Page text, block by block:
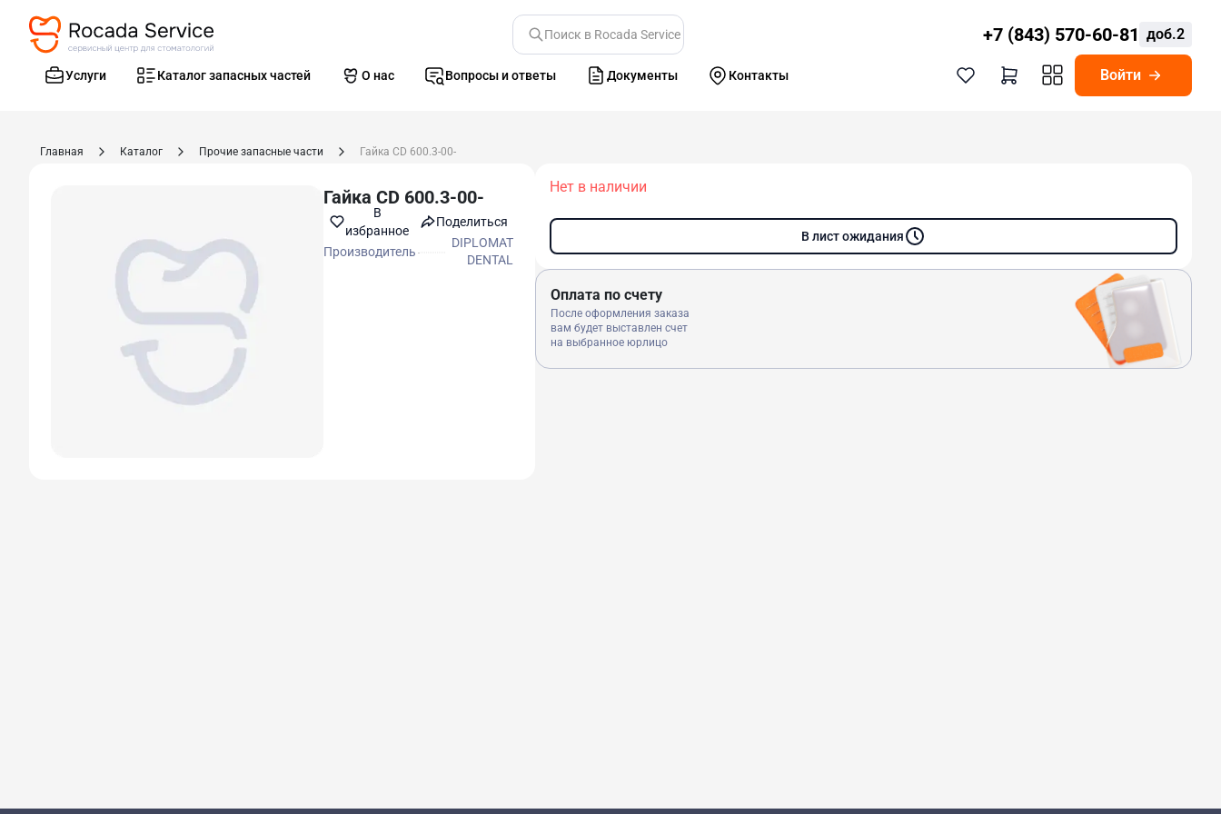
Поиск в Rocada Service +7 (843) 570-60-81 доб.2
Услуги Каталог запасных частей О нас Вопросы и ответы Документы Контакты Войти
Главная Каталог Прочие запасные части Гайка CD 600.3-00-
Гайка CD 600.3-00-
В
избранноe
Поделиться
Производитель
DIPLOMAT
DENTAL
Нет в наличии
В лист ожидания
Оплата по счету
После оформления заказа
вам будет выставлен счет
на выбранное юрлицо